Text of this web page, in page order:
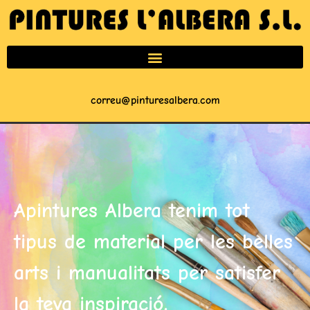
correu@pinturesalbera.com
Apintures Albera tenim tot
tipus de material per les belles
arts i manualitats per satisfer
la teva inspiració.